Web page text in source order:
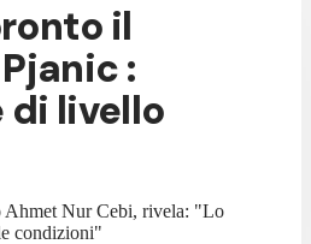
il
:
livello
Ahmet Nur Cebi, rivela: "Lo
condizioni"